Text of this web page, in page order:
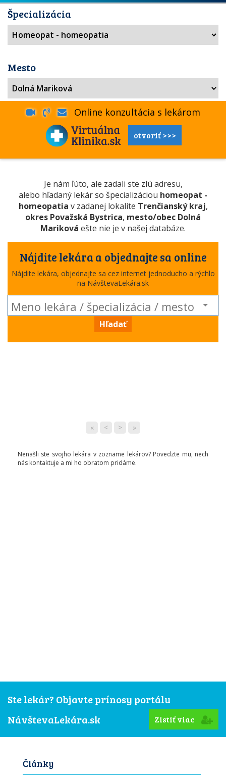
Špecializácia
Mesto
Online konzultácia s lekárom
otvoriť >>>
Je nám ľúto, ale zadali ste zlú adresu,
alebo hľadaný lekár so špecializáciou homeopat -
homeopatia v zadanej lokalite Trenčianský kraj,
okres Považská Bystrica, mesto/obec Dolná
Mariková ešte nie je v našej databáze.
Nájdite lekára a objednajte sa online
Nájdite lekára, objednajte sa cez internet jednoducho a rýchlo
na NávštevaLekára.sk
Hľadať
« < > »
Nenašli ste svojho lekára v zozname lekárov? Povedzte mu, nech
nás kontaktuje a mi ho obratom pridáme.
Ste lekár? Objavte prínosy portálu
NávštevaLekára.sk
Zistiť viac
Články